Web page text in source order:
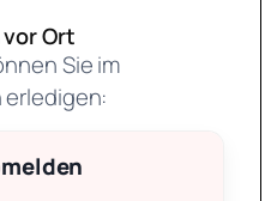
Ort
Sie im
erledigen: